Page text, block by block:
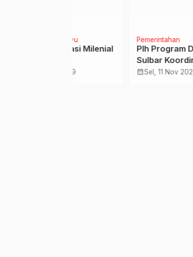
Plh Program Dinsos
Sulbar Koordinasikan
Pergeseran Anggaran ke
Sel, 11 Nov 2025